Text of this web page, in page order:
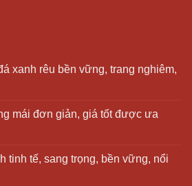
xanh rêu bền vững, trang nghiêm,
mái đơn giản, giá tốt được ưa
tinh tế, sang trọng, bền vững, nổi